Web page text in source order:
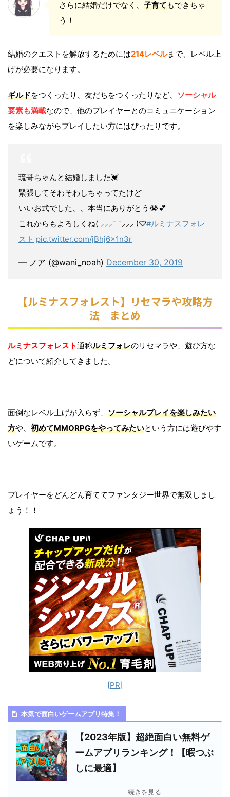
さらに結婚だけでなく、 子育てもできちゃ
う！
結婚のクエストを解放するためには214レベルまで、レベル上
げが必要になります。
ギルドをつくったり、友だちをつくったりなど、
ソーシャル
要素も満載なので、他のプレイヤーとのコミュニケーション
を楽しみながらプレイしたい方にはぴったりです。
琉哥ちゃんと結婚しました💓
緊張してそわそわしちゃってたけど
いいお式でした、、本当にありがとう😭💕
これからもよろしくね( ⸝⸝⸝¯ ¯⸝⸝⸝ )♡#ルミナスフォレ
スト pic.twitter.com/jBhj6x1n3r
— ノア (@wani_noah) December 30, 2019
【ルミナスフォレスト】リセマラや攻略方
法｜まとめ
ルミナスフォレスト通称ルミフォレのリセマラや、遊び方な
どについて紹介してきました。
面倒なレベル上げが入らず、 ソーシャルプレイを楽しみたい
方や、 初めてMMORPGをやってみたいという方には遊びやす
いゲームです。
プレイヤーをどんどん育ててファンタジー世界で無双しまし
ょう！！
[PR]
本気で面白いゲームアプリ特集！
【2023年版】超絶面白い無料ゲ
ームアプリランキング！【暇つぶ
しに最適】
続きを見る